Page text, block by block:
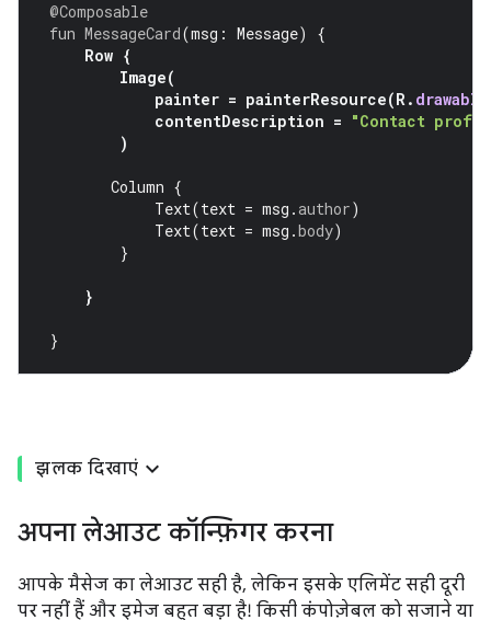
@Composable
fun MessageCard(msg : Message)
{
Row {
Image(
painter = painterResource(R. drawable
contentDescription = "Contact
)
Column {
Text(text = msg .author)
Text(text = msg .body)
}
}
}
झलक दिखाएं
अपना लेआउट कॉन्फ़िगर करना
आपके मैसेज का लेआउट सही है, लेकिन इसके एलिमेंट सही दूरी
पर नहीं हैं और इमेज बहुत बड़ा है! किसी कंपोज़ेबल को सजाने या